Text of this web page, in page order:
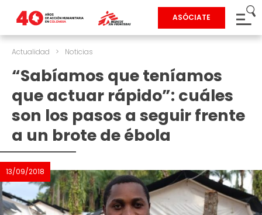
ASÓCIATE
Actualidad > Noticias
“Sabíamos que teníamos
que actuar rápido”: cuáles
son los pasos a seguir frente
a un brote de ébola
13/09/2018